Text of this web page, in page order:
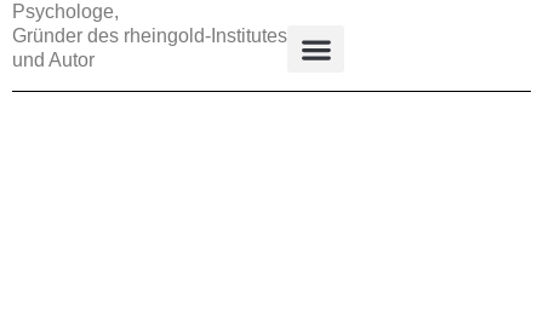
Psychologe,
Gründer des rheingold-Institutes
und Autor